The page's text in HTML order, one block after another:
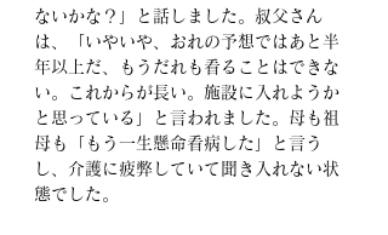
ないかな？」と話しました。叔父さん
は、「いやいや、おれの予想ではあと半
年以上だ、もうだれも看ることはできな
い。これからが長い。施設に入れようか
と思っている」と言われました。母も祖
母も「もう一生懸命看病した」と言う
し、介護に疲弊していて聞き入れない状
態でした。